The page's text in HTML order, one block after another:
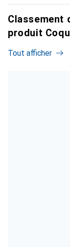
Classement
produit
Tout afficher